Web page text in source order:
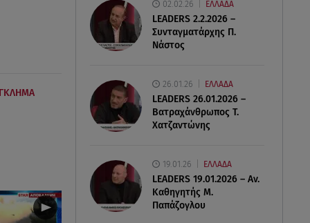
02.02.26 ΕΛΛΑΔΑ
LEADERS 2.2.2026 –
Συνταγματάρχης Π.
Νάστος
26.01.26 ΕΛΛΑΔΑ
LEADERS 26.01.2026 –
Βατραχάνθρωπος Τ.
Χατζαντώνης
19.01.26 ΕΛΛΑΔΑ
LEADERS 19.01.2026 – Αν.
Καθηγητής Μ.
Παπάζογλου